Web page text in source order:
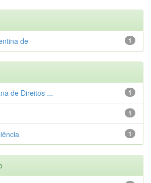
1
de
1
de Direitos ...
1
1